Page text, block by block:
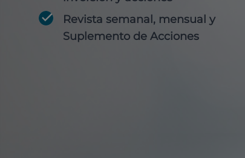
Revista semanal, mensual y
Suplemento de Acciones